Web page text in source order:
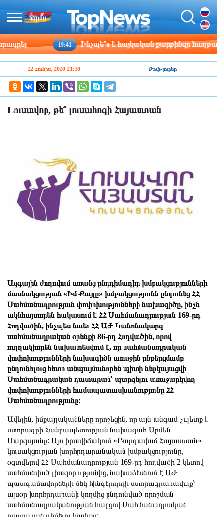
19:41 Ինչպե՞ս է հայկական քարթինգը
22 Հունիս, 2020 21:30 Թոփ-լուրեր
Lուսավոր, թե՞ լուսահոգի Հայաստան
Ազգային ժողովում առանց ընդդիմադիր խմբակցությունների
մասնակցության «Իմ Քայլը» խմբակցությունն ընդունեց ՀՀ
Սահմանադրության փոփոխությունների նախագիծը, ինչն
ակնհայտորեն հակասում է ՀՀ Սահմանադրության 169-րդ
Հոդվածին, ինչպես նաեւ ՀՀ ԱԺ Կանոնակարգ
սահմանադրական օրենքի 86-րդ Հոդվածին, որով
ուղղակիորեն նախատեսվում է, որ սահմանադրական
փոփոխությունների նախագիծն առաջին ընթերցմամբ
ընդունելուց հետո անպայմանորեն պիտի ներկայացվի
Սահմանադրական դատարան՝ պարզելու առաջարկվող
փոփոխությունների համապատասխանությունը ՀՀ
Սահմանադրությանը։
Ավելին, իմքայլականները որոշեցին, որ այն անգամ չպետք է
ստորագրի Հանրապետության նախագահ Արմեն
Սարգսյանը: Այս իրավիճակում «Բարգավաճ Հայաստան»
կուսակցության խորհրդարանական խմբակցությունը,
օգտվելով ՀՀ Սահմանադրության 169-րդ հոդվածի 2 կետով
սահմանված լիազորությունից, նախաձեռնում է ԱԺ
պատգամավորների մեկ հինգերորդի ստորագրահավաք՝
այսօր խորհրդարանի կողմից ընդունված որոշման
սահմանադրականության հարցով Սահմանադրական
դատարան դիմելու համար: